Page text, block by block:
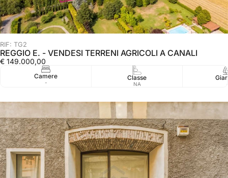
RIF: TG2
REGGIO E. - VENDESI TERRENI AGRICOLI A CANALI
€ 149.000,00
Camere
-
Classe
NA